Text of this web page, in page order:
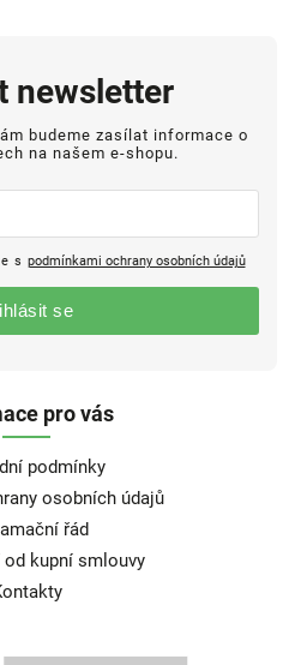
pro vás
podmínky
osobních údajů
řád
od kupní smlouvy
newsletter
budeme zasílat informace o
na našem e-shopu.
s podmínkami ochrany osobních údajů
se